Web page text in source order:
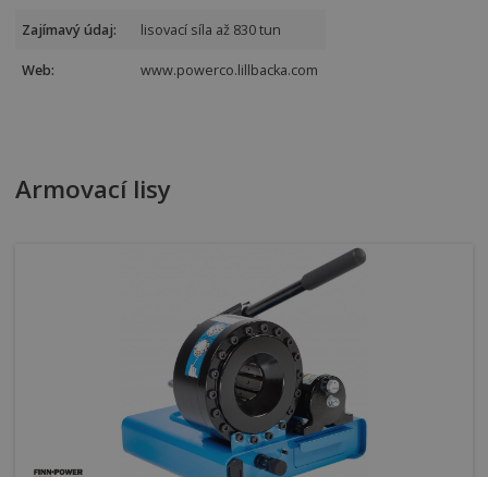
Zajímavý údaj: lisovací síla až 830 tun
Web: www.powerco.lillbacka.com
Armovací lisy